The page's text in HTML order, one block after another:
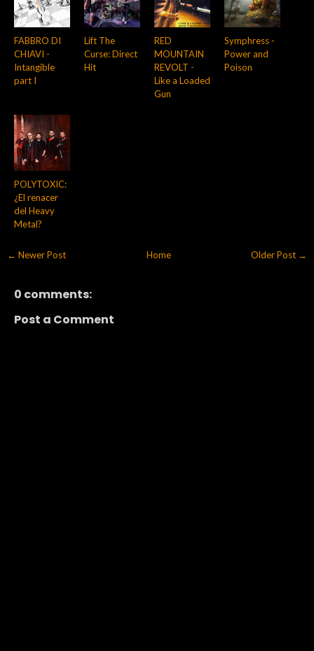
FABBRO DI
CHIAVI -
Intangible
part I
Lift The
Curse: Direct
Hit
RED
MOUNTAIN
REVOLT -
Like a Loaded
Gun
Symphress -
Power and
Poison
POLYTOXIC:
¿El renacer
del Heavy
Metal?
← Newer Post Older Post →
Home
0 comments:
Post a Comment